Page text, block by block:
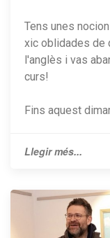
Tens unes
xic oblidades de
l'anglès i vas
curs!
Fins aquest
Llegir més...